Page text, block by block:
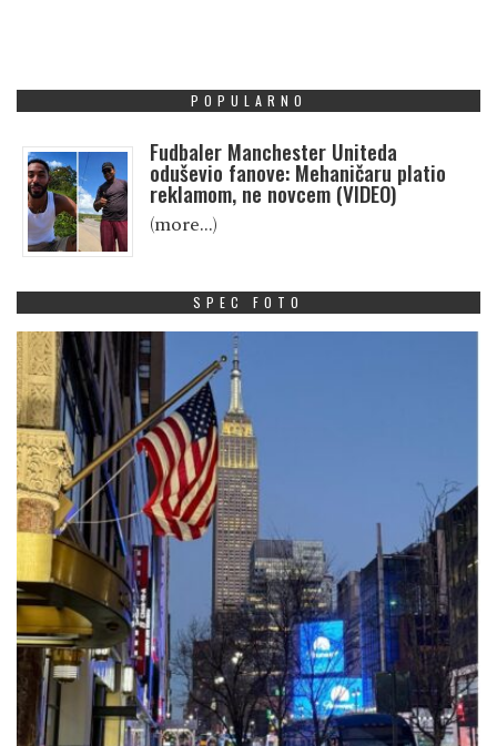
POPULARNO
Fudbaler Manchester Uniteda
oduševio fanove: Mehaničaru platio
reklamom, ne novcem (VIDEO)
(more…)
SPEC FOTO